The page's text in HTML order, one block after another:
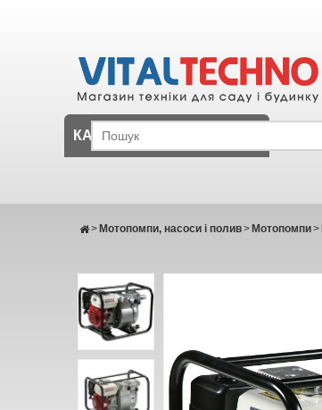
КАТАЛОГ
Мотопомпи, насоси і полив
> Мотопомпи
> >